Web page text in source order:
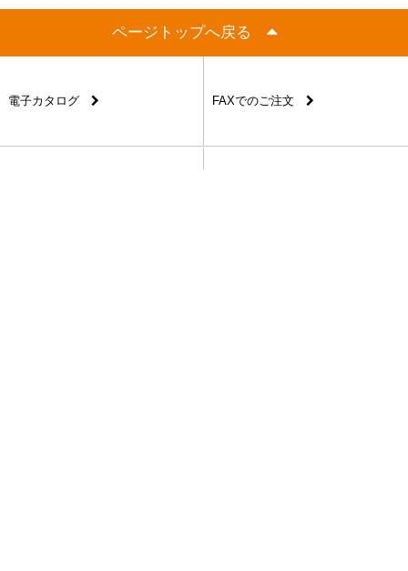
ページトップへ戻る
電子カタログ FAXでのご注文